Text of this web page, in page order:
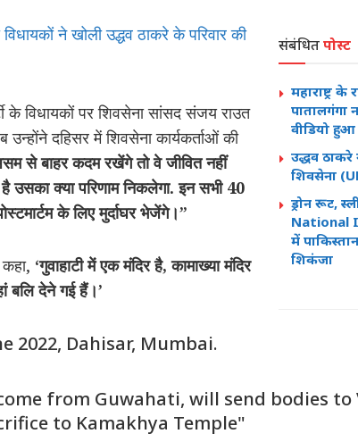
संबंधितपोस्ट
महाराष्ट्र
पातालगंगा
वीडियो
उद्धव
शिवसेना
ड्रोन रूट,
National
में
शिकंजा
विधायकों ने खोली उद्धव ठाकरे के परिवार की
के विधायकों पर शिवसेना सांसद संजय राउत
दहिसर में शिवसेना कार्यकर्ताओं की
से बाहर कदम रखेंगे तो वे जीवित नहीं
उसका क्या परिणाम निकलेगा. इन सभी 40
के लिए मुर्दाघर भेजेंगे।”
‘गुवाहाटी में एक मंदिर है, कामाख्या मंदिर
बलि देने गई हैं।’
2022, Dahisar, Mumbai.
from Guwahati, will send bodies to
to Kamakhya Temple"